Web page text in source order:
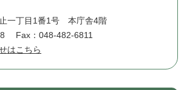
一丁目1番1号 本庁舎4階
Fax：048-482-6811
はこちら